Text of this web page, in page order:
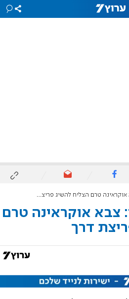
טרם הצליח להשיג פריצת דרך
צבא אוקראינה טרם
דרך